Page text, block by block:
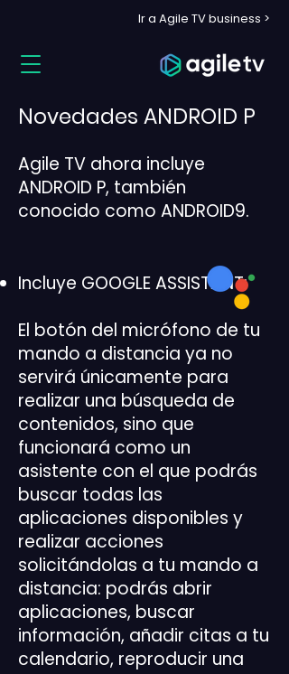
Ir a Agile TV business >
Novedades ANDROID P
Agile TV ahora incluye
ANDROID P, también
conocido como ANDROID9.
Incluye GOOGLE ASSISTANT:
El botón del micrófono de tu
mando a distancia ya no
servirá únicamente para
realizar una búsqueda de
contenidos, sino que
funcionará como un
asistente con el que podrás
buscar todas las
aplicaciones disponibles y
realizar acciones
solicitándolas a tu mando a
distancia: podrás abrir
aplicaciones, buscar
información, añadir citas a tu
calendario, reproducir una